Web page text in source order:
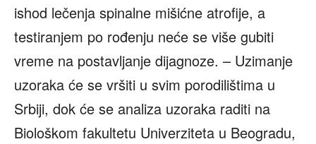
ishod lečenja spinalne mišićne atrofije, a
testiranjem po rođenju neće se više gubiti
vreme na postavljanje dijagnoze. – Uzimanje
uzoraka će se vršiti u svim porodilištima u
Srbiji, dok će se analiza uzoraka raditi na
Biološkom fakultetu Univerziteta u Beogradu,